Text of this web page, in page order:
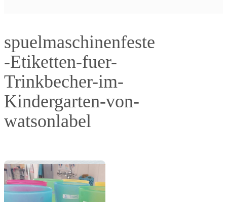
spuelmaschinenfeste
-Etiketten-fuer-
Trinkbecher-im-
Kindergarten-von-
watsonlabel